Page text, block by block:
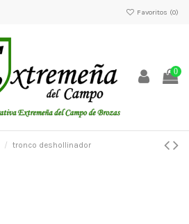
Favoritos (0)
0
tronco deshollinador